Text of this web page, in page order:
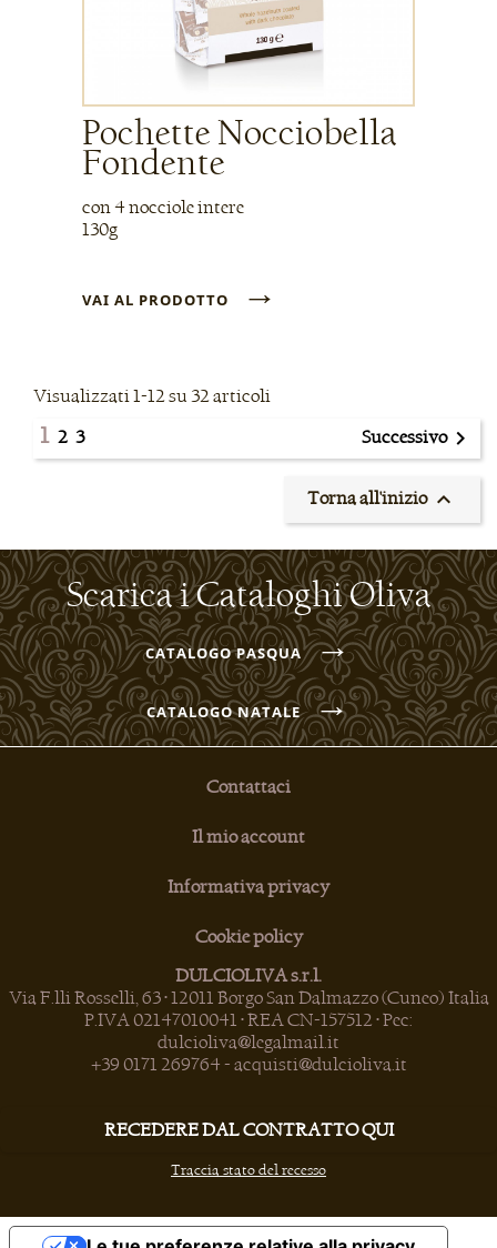
Pochette Nocciobella
Fondente
con 4 nocciole intere
130g
VAI AL PRODOTTO →
Visualizzati 1-12 su 32 articoli
1 2 3 Successivo
Torna all'inizio 
Scarica i Cataloghi Oliva
CATALOGO PASQUA→
CATALOGO NATALE→
Contattaci
Il mio account
Informativa privacy
Cookie policy
DULCIOLIVA s.r.l.
Via F.lli Rosselli, 63 • 12011 Borgo San Dalmazzo (Cuneo) Italia
P.IVA 02147010041 • REA CN-157512 • Pec:
dulcioliva@legalmail.it
+39 0171 269764 - acquisti@dulcioliva.it
RECEDERE DAL CONTRATTO QUI
Traccia stato del recesso